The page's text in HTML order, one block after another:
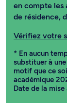
en compte les
de résidence,
Vérifiez votre
* En aucun
substituer à
motif que ce
académique
Date de la